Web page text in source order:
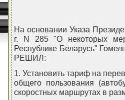
На основании Указа
г. N 285 "О некоторых
Республике Беларусь"
РЕШИЛ:
1. Установить тариф на
общего пользования
скоростных маршрутах в